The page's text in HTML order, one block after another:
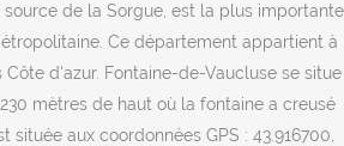
source de la Sorgue, est la plus importante
Ce département appartient à
Côte d'azur. Fontaine-de-Vaucluse se situe
mètres de haut où la fontaine a creusé
située aux coordonnées GPS : 43.916700,